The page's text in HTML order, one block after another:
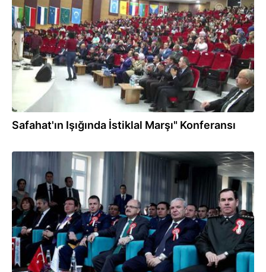
Safahat'ın Işığında İstiklal Marşı" Konferansı
12.03.2018